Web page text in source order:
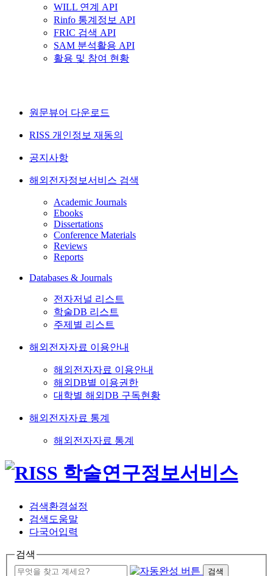
WILL 연계 API
Rinfo 통계정보 API
FRIC 검색 API
SAM 분석활용 API
활용 및 참여 현황
원문뷰어 다운로드
RISS 개인정보 재동의
공지사항
해외전자정보서비스 검색
Academic Journals
Ebooks
Dissertations
Conference Materials
Reviews
Reports
Databases & Journals
전자저널 리스트
학술DB 리스트
주제별 리스트
해외전자자료 이용안내
해외전자자료 이용안내
해외DB별 이용권한
대학별 해외DB 구독현황
해외전자자료 통계
해외전자자료 통계
검색환경설정
검색도움말
다국어입력
검색
검색